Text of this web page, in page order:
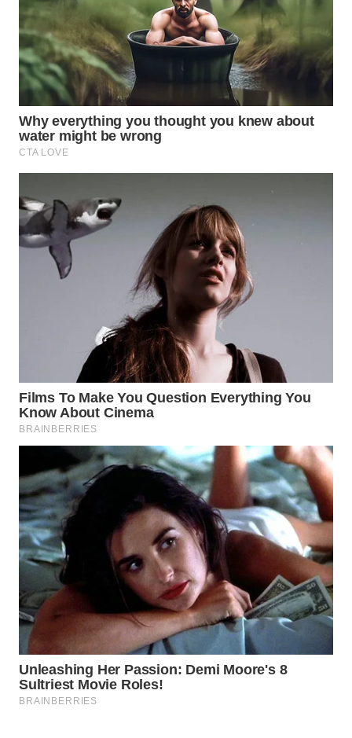
LABUANBAJO
WN
BORNEO
Wahana
Media
WAHANA
NEWS
WAHANA
TANI
WAHANA
INFRASTRUKTUR
WAHANA
KONSUMEN
WAHANA
LISTRIK
WAHANA
TRAVEL
WAHANA
TV
WAHANANEWS
ID